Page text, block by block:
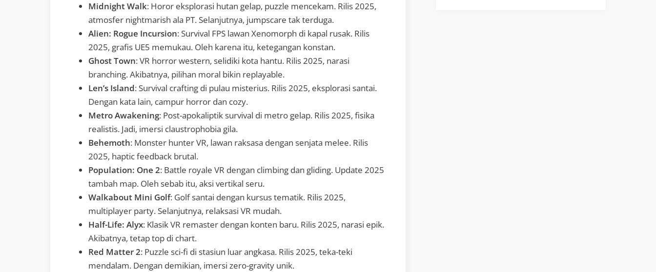
Midnight Walk: Horor eksplorasi hutan gelap, puzzle mencekam. Rilis 2025,
atmosfer nightmarish ala PT. Selanjutnya, jumpscare tak terduga.
Alien: Rogue Incursion: Survival FPS lawan Xenomorph di kapal rusak. Rilis
2025, grafis UE5 memukau. Oleh karena itu, ketegangan konstan.
Ghost Town: VR horror western, selidiki kota hantu. Rilis 2025, narasi
branching. Akibatnya, pilihan moral bikin replayable.
Len’s Island: Survival crafting di pulau misterius. Rilis 2025, eksplorasi santai.
Dengan kata lain, campur horror dan cozy.
Metro Awakening: Post-apokaliptik survival di metro gelap. Rilis 2025, fisika
realistis. Jadi, imersi claustrophobia gila.
Behemoth: Monster hunter VR, lawan raksasa dengan senjata melee. Rilis
2025, haptic feedback brutal.
Population: One 2: Battle royale VR dengan climbing dan gliding. Update 2025
tambah map. Oleh sebab itu, aksi vertikal seru.
Walkabout Mini Golf: Golf santai dengan kursus tematik. Rilis 2025,
multiplayer party. Selanjutnya, relaksasi VR mudah.
Half-Life: Alyx: Klasik VR remaster dengan konten baru. Rilis 2025, narasi epik.
Akibatnya, tetap top di chart.
Red Matter 2: Puzzle sci-fi di stasiun luar angkasa. Rilis 2025, teka-teki
mendalam. Dengan demikian, imersi zero-gravity unik.